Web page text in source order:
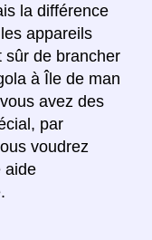
la différence
appareils
sûr de brancher
à Île de man
avez des
par
voudrez
aide